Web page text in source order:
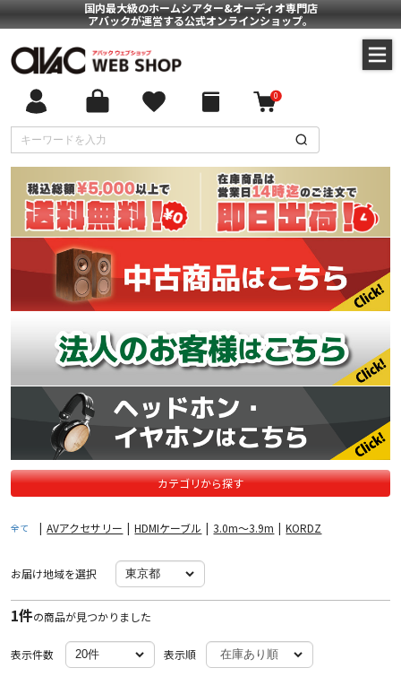
国内最大級のホームシアター&オーディオ専門店
アバックが運営する公式オンラインショップ。
0
カテゴリから探す
全て | AVアクセサリー | HDMIケーブル | 3.0m〜3.9m | KORDZ
お届け地域を選択
1件の商品が見つかりました
表示件数 表示順